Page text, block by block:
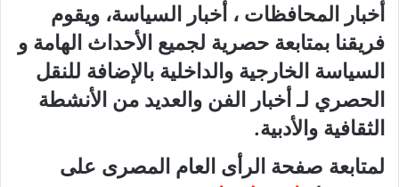
أخبار المحافظات ، أخبار السياسة، ويقوم
فريقنا بمتابعة حصرية لجميع الأحداث الهامة و
السياسة الخارجية والداخلية بالإضافة للنقل
الحصري لـ أخبار الفن والعديد من الأنشطة
الثقافية والأدبية.
لمتابعة صفحة الرأى العام المصرى على